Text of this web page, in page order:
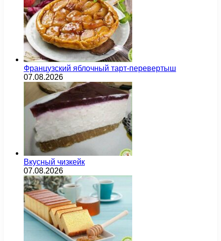
Французский яблочный тарт-перевертыш
07.08.2026
Вкусный чизкейк
07.08.2026